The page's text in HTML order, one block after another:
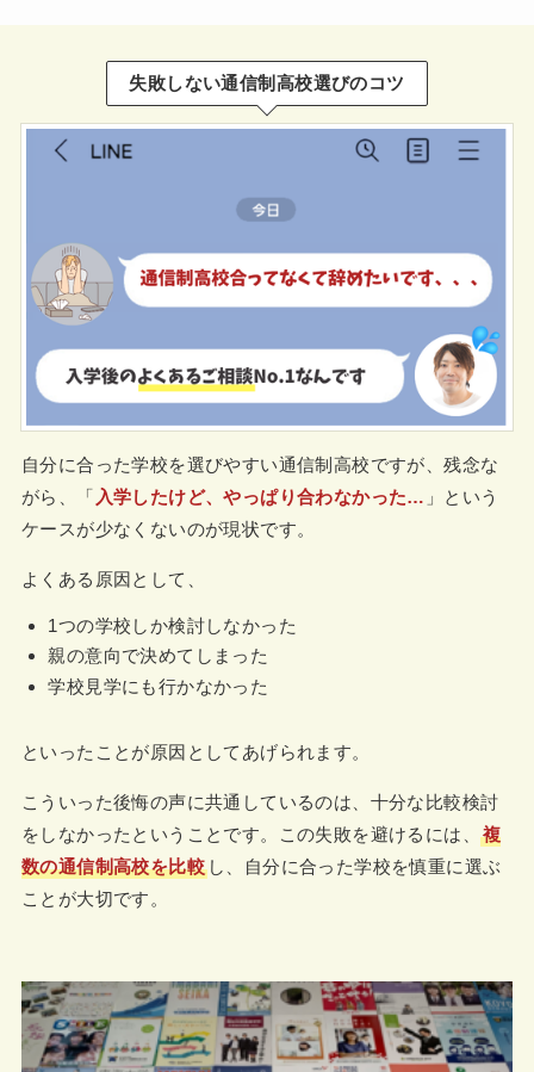
失敗しない通信制高校選びのコツ
自分に合った学校を選びやすい通信制高校ですが、残念な
がら、「 入学したけど、やっぱり合わなかった… 」という
ケースが少なくないのが現状です。
よくある原因として、
1つの学校しか検討しなかった
親の意向で決めてしまった
学校見学にも行かなかった
といったことが原因としてあげられます。
こういった後悔の声に共通しているのは、十分な比較検討
をしなかったということです。この失敗を避けるには、
複
数の通信制高校を比較し、自分に合った学校を慎重に選ぶ
ことが大切です。